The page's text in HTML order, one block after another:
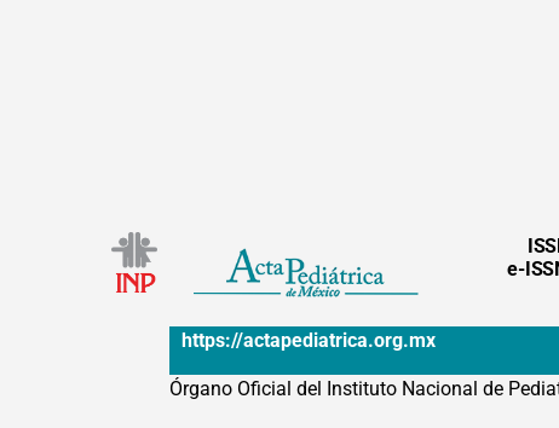
e-
https://actapediatrica.org.mx
Órgano Oficial del Instituto Nacional de